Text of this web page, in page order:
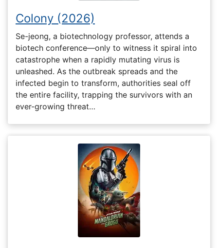
Colony (2026)
Se-jeong, a biotechnology professor, attends a
biotech conference—only to witness it spiral into
catastrophe when a rapidly mutating virus is
unleashed. As the outbreak spreads and the
infected begin to transform, authorities seal off
the entire facility, trapping the survivors with an
ever-growing threat…